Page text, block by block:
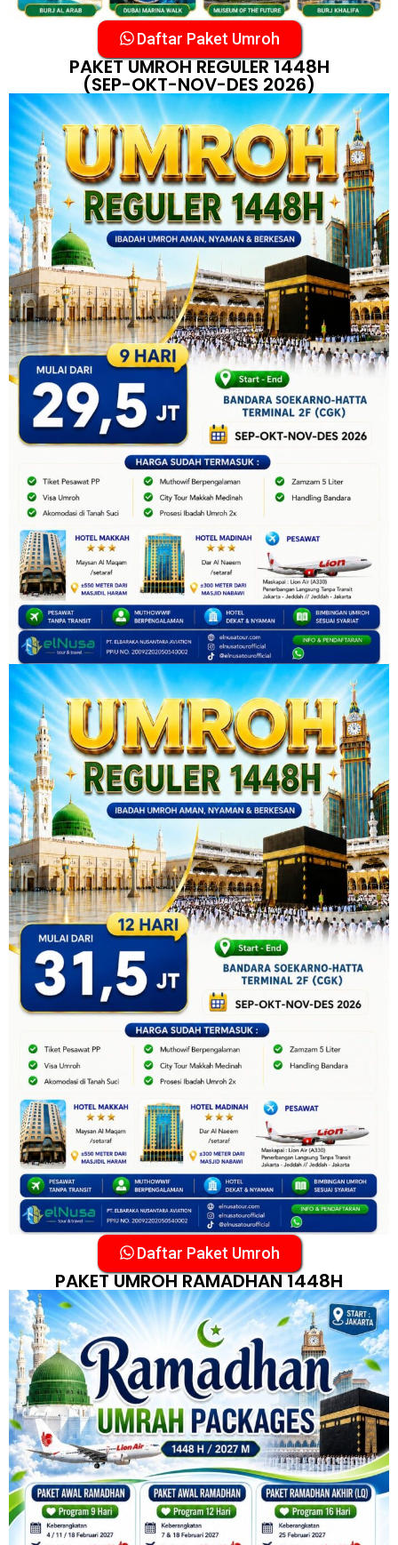
Daftar Paket Umroh
PAKET UMROH REGULER 1448H
(SEP-OKT-NOV-DES 2026)
Daftar Paket Umroh
PAKET UMROH RAMADHAN 1448H